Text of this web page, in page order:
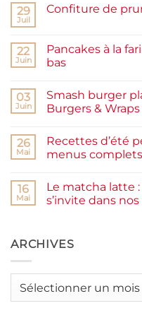
29
Juil
Confiture de
Confiture
de
prunes
et
rapide
22
Juin
Pancakes à la
bas
sur
Pancakes
à
complète,
et
03
Juin
Smash burger
Burgers &
sur
burger
testé
Packman
Burgers &
Grande
Motte
26
Mai
Recettes d’été
menus
sur
Recettes
d’été
j’ai
créé
à
16
Mai
Le matcha latte
s’invite dans
Le
matcha
boisson
ARCHIVES
Archives